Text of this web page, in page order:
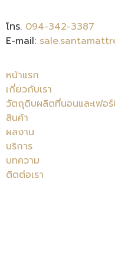
โทร. 094-342-3387
E-mail:
หน้าแรก
เกี่ยวกับเรา
วัตถุดิบผลิตที่นอนและเฟอร์
สินค้า
ผลงาน
บริการ
บทความ
ติดต่อเรา